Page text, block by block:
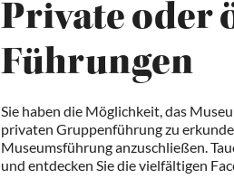
Private oder
Führungen
Sie haben die Möglichkeit, das
privaten Gruppenführung zu
Museumsführung anzuschließen.
und entdecken Sie die vielfältigen